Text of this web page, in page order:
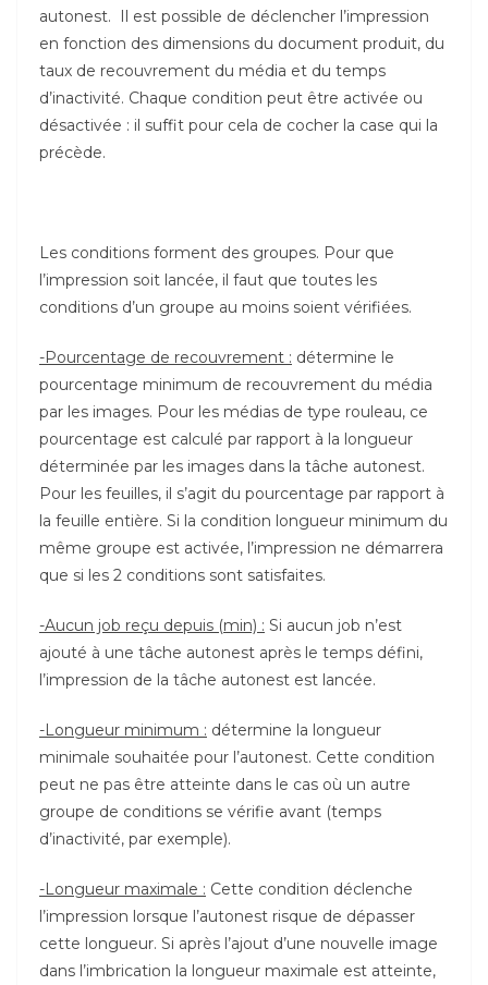
autonest. Il est possible de déclencher l’impression
en fonction des dimensions du document produit, du
taux de recouvrement du média et du temps
d’inactivité. Chaque condition peut être activée ou
désactivée : il suffit pour cela de cocher la case qui la
précède.
Les conditions forment des groupes. Pour que
l’impression soit lancée, il faut que toutes les
conditions d’un groupe au moins soient vérifiées.
-Pourcentage de recouvrement : détermine le
pourcentage minimum de recouvrement du média
par les images. Pour les médias de type rouleau, ce
pourcentage est calculé par rapport à la longueur
déterminée par les images dans la tâche autonest.
Pour les feuilles, il s’agit du pourcentage par rapport à
la feuille entière. Si la condition longueur minimum du
même groupe est activée, l’impression ne démarrera
que si les 2 conditions sont satisfaites.
-Aucun job reçu depuis (min) : Si aucun job n’est
ajouté à une tâche autonest après le temps défini,
l’impression de la tâche autonest est lancée.
-Longueur minimum : détermine la longueur
minimale souhaitée pour l’autonest. Cette condition
peut ne pas être atteinte dans le cas où un autre
groupe de conditions se vérifie avant (temps
d’inactivité, par exemple).
-Longueur maximale : Cette condition déclenche
l’impression lorsque l’autonest risque de dépasser
cette longueur. Si après l’ajout d’une nouvelle image
dans l’imbrication la longueur maximale est atteinte,